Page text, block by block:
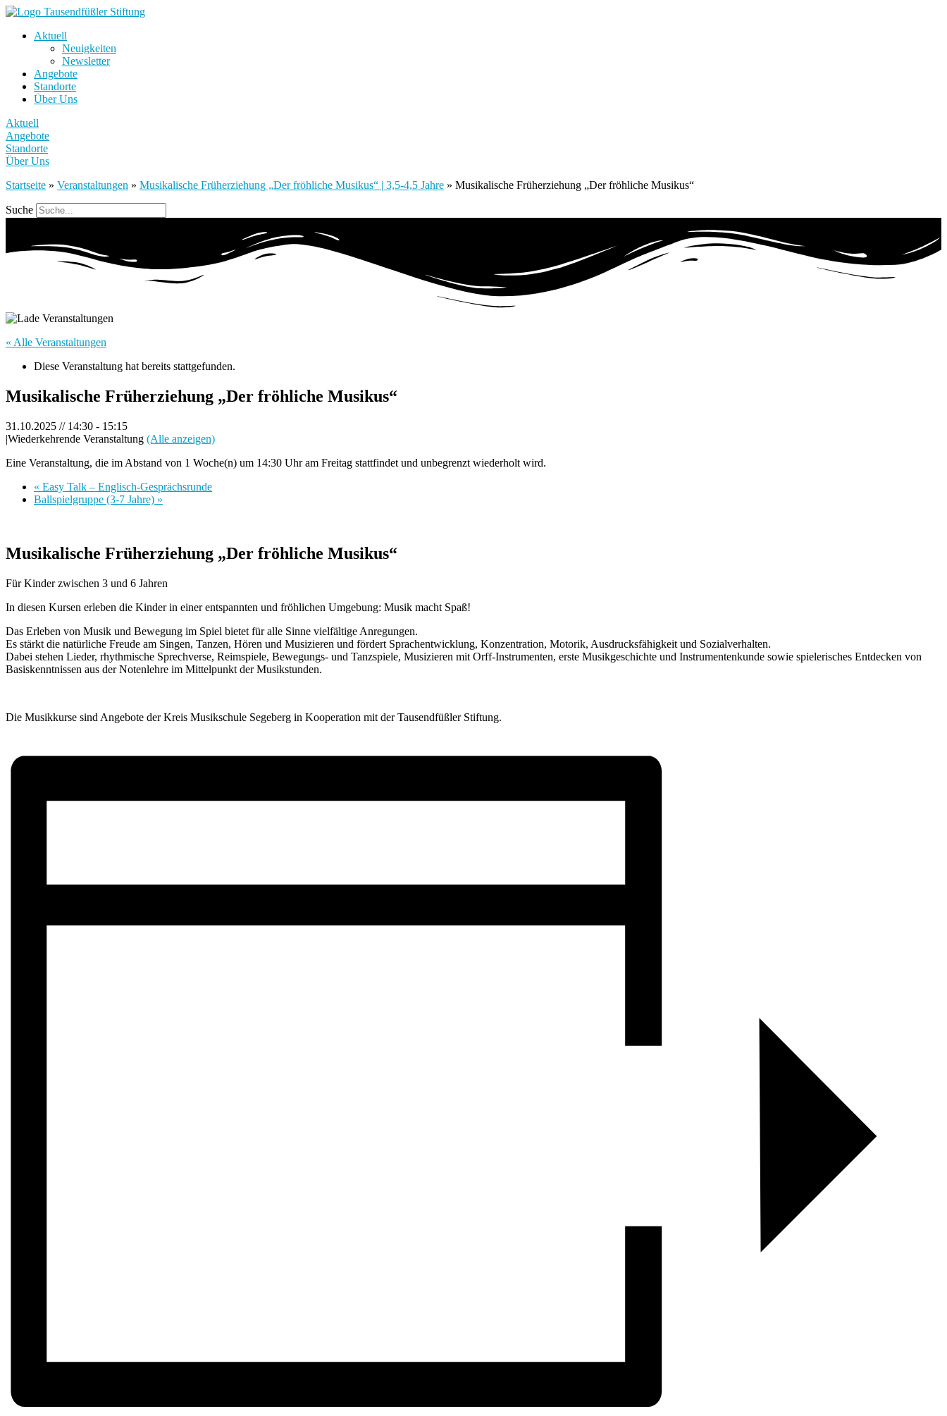
Aktuell
Neuigkeiten
Newsletter
Angebote
Standorte
Über Uns
Aktuell
Angebote
Standorte
Über Uns
Startseite » Veranstaltungen » Musikalische Früherziehung „Der fröhliche Musikus“ | 3,5-4,5 Jahre » Musikalische Früherziehung „Der fröhliche Musikus“
Suche
« Alle Veranstaltungen
Diese Veranstaltung hat bereits stattgefunden.
Musikalische Früherziehung „Der fröhliche Musikus“
31.10.2025 // 14:30 - 15:15
|Wiederkehrende Veranstaltung (Alle anzeigen)
Eine Veranstaltung, die im Abstand von 1 Woche(n) um 14:30 Uhr am Freitag stattfindet und unbegrenzt wiederholt wird.
« Easy Talk – Englisch-Gesprächsrunde
Ballspielgruppe (3-7 Jahre) »
Musikalische Früherziehung „Der fröhliche Musikus“
Für Kinder zwischen 3 und 6 Jahren
In diesen Kursen erleben die Kinder in einer entspannten und fröhlichen Umgebung: Musik macht Spaß!
Das Erleben von Musik und Bewegung im Spiel bietet für alle Sinne vielfältige Anregungen.
Es stärkt die natürliche Freude am Singen, Tanzen, Hören und Musizieren und fördert Sprachentwicklung, Konzentration, Motorik, Ausdrucksfähigkeit und Sozialverhalten.
Dabei stehen Lieder, rhythmische Sprechverse, Reimspiele, Bewegungs- und Tanzspiele, Musizieren mit Orff-Instrumenten, erste Musikgeschichte und Instrumentenkunde sowie spielerisches Entdecken von
Basiskenntnissen aus der Notenlehre im Mittelpunkt der Musikstunden.
Die Musikkurse sind Angebote der Kreis Musikschule Segeberg in Kooperation mit der Tausendfüßler Stiftung.